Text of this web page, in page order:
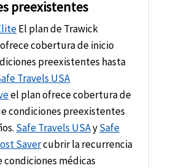
preexistentes
El plan de Trawick
cobertura de inicio
preexistentes hasta
Travels USA
el plan ofrece cobertura de
condiciones preexistentes
Safe Travels USAySafe
Savercubrir la recurrencia
condiciones médicas